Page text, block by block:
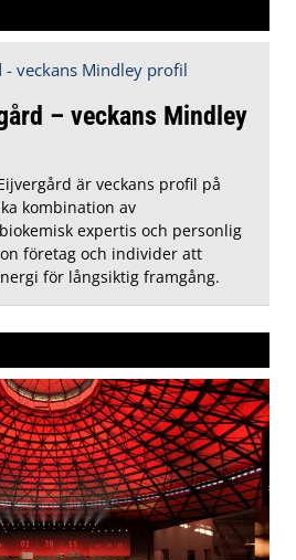
– veckans Mindley
är veckans profil på
kombination av
expertis och personlig
företag och individer att
för långsiktig framgång.